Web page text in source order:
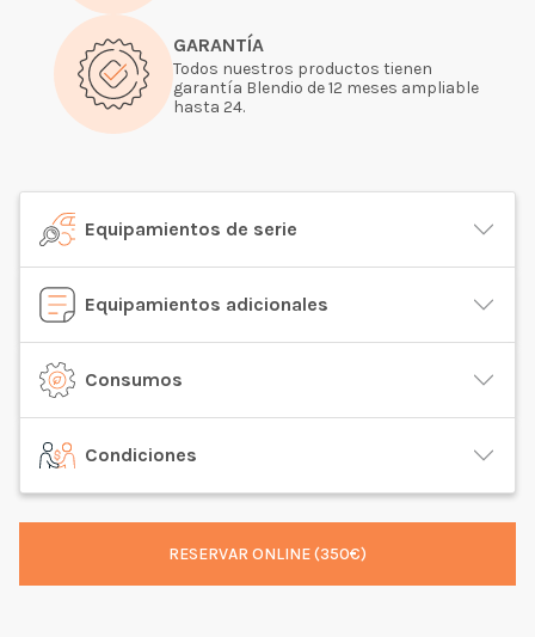
GARANTÍA
Todos nuestros productos tienen
garantía Blendio de 12 meses ampliable
hasta 24.
Equipamientos de serie
Equipamientos adicionales
Consumos
Condiciones
RESERVAR ONLINE (350€)